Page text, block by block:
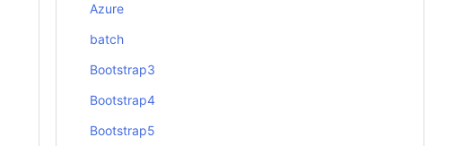
Azure
batch
Bootstrap3
Bootstrap4
Bootstrap5